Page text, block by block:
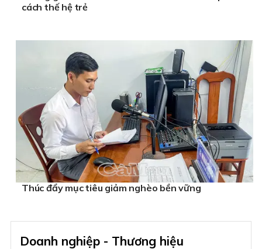
cách thế hệ trẻ
Thúc đẩy mục tiêu giảm nghèo bền vững
Doanh nghiệp - Thương hiệu